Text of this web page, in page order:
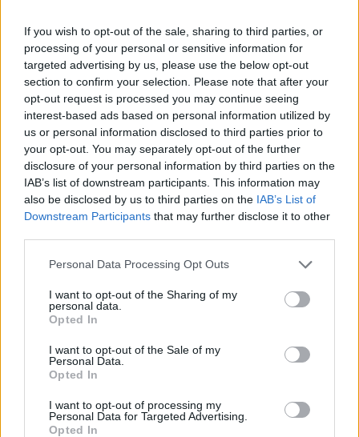
If you wish to opt-out of the sale, sharing to third parties, or
processing of your personal or sensitive information for
targeted advertising by us, please use the below opt-out
section to confirm your selection. Please note that after your
opt-out request is processed you may continue seeing
interest-based ads based on personal information utilized by
us or personal information disclosed to third parties prior to
your opt-out. You may separately opt-out of the further
disclosure of your personal information by third parties on the
IAB’s list of downstream participants. This information may
also be disclosed by us to third parties on the IAB’s List of
Downstream Participants that may further disclose it to other
Please note that this website/app uses one or more Google
not limited to your visit or usage behaviour. You may click to
grant or deny consent to Google and its third-party tags to
use your data for below specified purposes in below Google
consent section.
Personal Data Processing Opt Outs
I want to opt-out of the Sharing of my
personal data.
Opted In
I want to opt-out of the Sale of my
Personal Data.
Opted In
I want to opt-out of processing my
Personal Data for Targeted Advertising.
Opted In
rendendo il matrimonio di Mónica e Ignacio un
evento da ricordare per sempre. E tu, quali dettagli
renderebbero il tuo giorno speciale?
Staff